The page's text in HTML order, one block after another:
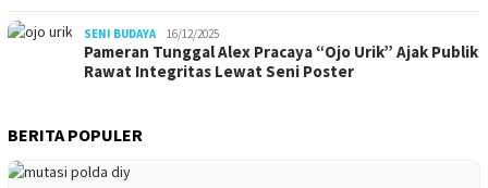
SENI BUDAYA 16/12/2025
Pameran Tunggal Alex Pracaya “Ojo Urik” Ajak Publik
Rawat Integritas Lewat Seni Poster
BERITA POPULER